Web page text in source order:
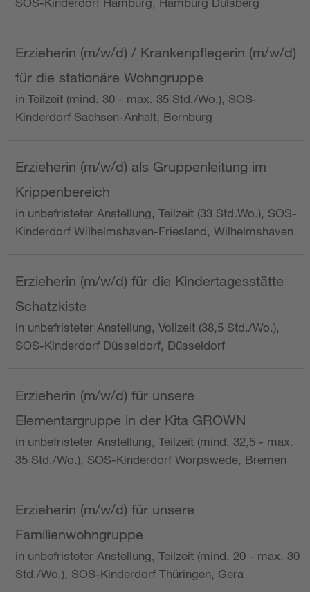
Erzieherin (m/w/d) / Krankenpflegerin (m/w/d)
für die stationäre Wohngruppe
in Teilzeit (mind. 30 - max. 35 Std./Wo.), SOS-
Kinderdorf Sachsen-Anhalt, Bernburg
Erzieherin (m/w/d) als Gruppenleitung im
Krippenbereich
in unbefristeter Anstellung, Teilzeit (33 Std.Wo.), SOS-
Kinderdorf Wilhelmshaven-Friesland, Wilhelmshaven
Erzieherin (m/w/d) für die Kindertagesstätte
Schatzkiste
in unbefristeter Anstellung, Vollzeit (38,5 Std./Wo.),
SOS-Kinderdorf Düsseldorf, Düsseldorf
Erzieherin (m/w/d) für unsere
Elementargruppe in der Kita GROWN
in unbefristeter Anstellung, Teilzeit (mind. 32,5 - max.
35 Std./Wo.), SOS-Kinderdorf Worpswede, Bremen
Erzieherin (m/w/d) für unsere
Familienwohngruppe
in unbefristeter Anstellung, Teilzeit (mind. 20 - max. 30
Std./Wo.), SOS-Kinderdorf Thüringen, Gera